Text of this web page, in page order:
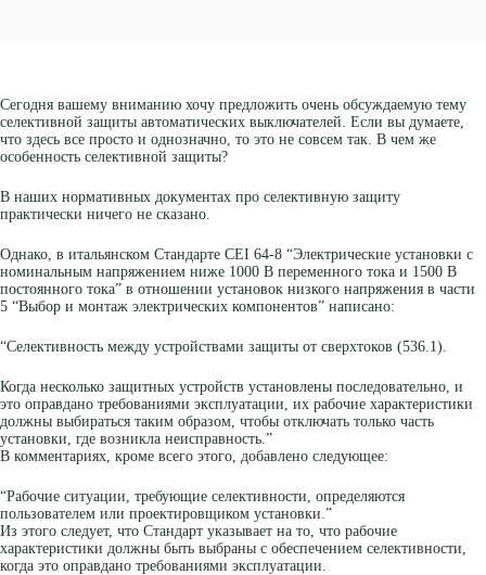
Сегодня вашему вниманию хочу предложить очень обсуждаемую тему
селективной защиты автоматических выключателей. Если вы думаете,
что здесь все просто и однозначно, то это не совсем так. В чем же
особенность селективной защиты?
В наших нормативных документах про селективную защиту
практически ничего не сказано.
Однако, в итальянском Стандарте CEI 64-8 “Электрические установки с
номинальным напряжением ниже 1000 В переменного тока и 1500 В
постоянного тока” в отношении установок низкого напряжения в части
5 “Выбор и монтаж электрических компонентов” написано:
“Селективность между устройствами защиты от сверхтоков (536.1).
Когда несколько защитных устройств установлены последовательно, и
это оправдано требованиями эксплуатации, их рабочие характеристики
должны выбираться таким образом, чтобы отключать только часть
установки, где возникла неисправность.”
В комментариях, кроме всего этого, добавлено следующее:
“Рабочие ситуации, требующие селективности, определяются
пользователем или проектировщиком установки.”
Из этого следует, что Стандарт указывает на то, что рабочие
характеристики должны быть выбраны с обеспечением селективности,
когда это оправдано требованиями эксплуатации.